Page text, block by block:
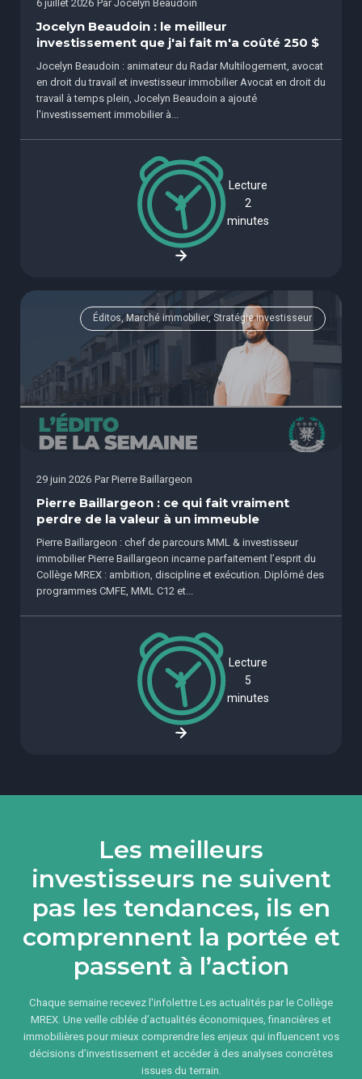
6 juillet 2026 Par Jocelyn Beaudoin
Jocelyn Beaudoin : le meilleur
investissement que j'ai fait m'a coûté 250 $
Jocelyn Beaudoin : animateur du Radar Multilogement, avocat
en droit du travail et investisseur immobilier Avocat en droit du
travail à temps plein, Jocelyn Beaudoin a ajouté
l'investissement immobilier à...
Lecture
2
minutes
Éditos, Marché immobilier, Stratégie investisseur
29 juin 2026 Par Pierre Baillargeon
Pierre Baillargeon : ce qui fait vraiment
perdre de la valeur à un immeuble
Pierre Baillargeon : chef de parcours MML & investisseur
immobilier Pierre Baillargeon incarne parfaitement l’esprit du
Collège MREX : ambition, discipline et exécution. Diplômé des
programmes CMFE, MML C12 et...
Lecture
5
minutes
Les meilleurs
investisseurs ne suivent
pas les tendances, ils en
comprennent la portée et
passent à l’action
Chaque semaine recevez l'infolettre Les actualités par le Collège
MREX. Une veille ciblée d’actualités économiques, financières et
immobilières pour mieux comprendre les enjeux qui influencent vos
décisions d’investissement et accéder à des analyses concrètes
issues du terrain.